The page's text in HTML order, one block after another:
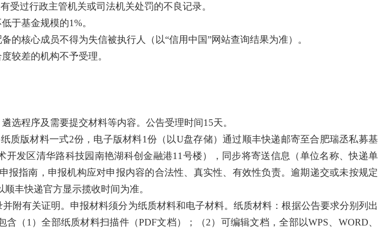
受过行政主管机关或司法机关处罚的不良记录。
于基金规模的1%。
的核心成员不得为失信被执行人（以“信用中国”网站查询结果为准）。
较差的机构不予受理。
选程序及需要提交材料等内容。公告受理时间15天。
质版材料一式2份，电子版材料1份（以U盘存储）通过顺丰快递邮寄至合肥瑞丞私募基
开发区清华路科技园南艳湖科创金融港11 号楼），同步将寄送信息（单位名称、快递单
指南，申报机构应对申报内容的合法性、真实性、有效性负责。逾期递交或未按规定
丰快递官方显示揽收时间为准。
附有关证明。申报材料须分为纸质材料和电子材料。纸质材料：根据公告要求分别列出
含 （1）全部纸质材料扫描件（PDF文档）； （2） 可编辑文档，全部以WPS、WORD、